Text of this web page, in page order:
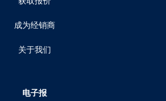
成为经销商
关于我们
电子报